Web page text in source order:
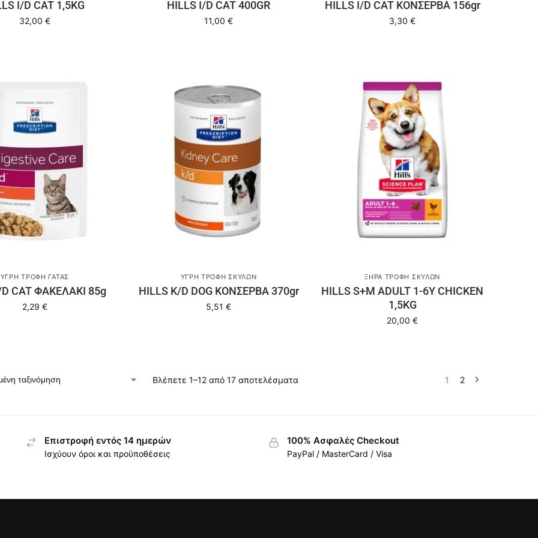
I/D CAT 1,5KG
32,00 €
HILLS I/D CAT 400GR
11,00 €
HILLS I/D CAT ΚΟΝΣΕΡΒΑ 156gr
3,30€
ΥΓΡΉ ΤΡΟΦΉ ΓΆΤΑΣ
CAT ΦΑΚΕΛΑΚΙ 85g
2,29 €
ΥΓΡΉ ΤΡΟΦΉ ΣΚΎΛΩΝ
HILLS K/D DOG ΚΟΝΣΕΡΒΑ 370gr
5,51 €
ΞΗΡΆ ΤΡΟΦΉ ΣΚΎΛΩΝ
HILLS S+M ADULT 1-6Y CHICKEN
1,5KG
20,00€
Βλέπετε 1–12 από 17 αποτελέσματα 1 2
Επιστροφή εντός 14 ημερών
Ισχύουν όροι και προϋποθέσεις
100% Ασφαλές Checkout
PayPal / MasterCard / Visa